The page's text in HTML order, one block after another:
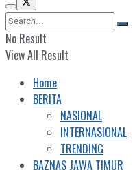
No Result
View All Result
Home
BERITA
NASIONAL
INTERNASIONAL
TRENDING
BAZNAS JAWA TIMUR